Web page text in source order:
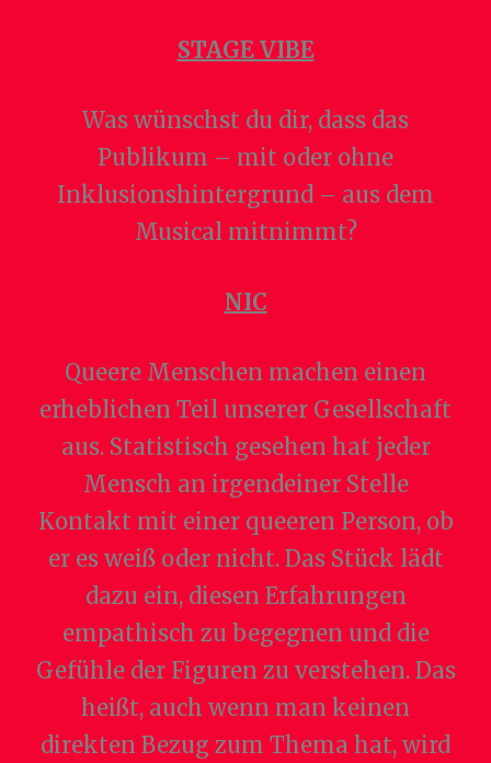
STAGE VIBE
Was wünschst du dir, dass das
Publikum – mit oder ohne
Inklusionshintergrund – aus dem
Musical mitnimmt?
NIC
Queere Menschen machen einen
erheblichen Teil unserer Gesellschaft
aus. Statistisch gesehen hat jeder
Mensch an irgendeiner Stelle
Kontakt mit einer queeren Person, ob
er es weiß oder nicht. Das Stück lädt
dazu ein, diesen Erfahrungen
empathisch zu begegnen und die
Gefühle der Figuren zu verstehen. Das
heißt, auch wenn man keinen
direkten Bezug zum Thema hat, wird